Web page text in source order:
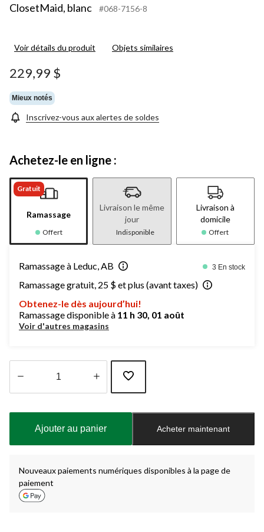
ClosetMaid, blanc
#068-7156-8
Voir détails du produit Objets similaires
229,99 $
Mieux notés
Inscrivez-vous aux alertes de soldes
Achetez-le en ligne :
Gratuit
Ramassage
Offert
Livraison le même
jour
Indisponible
Livraison à
domicile
Offert
Ramassage à Leduc, AB 3 En stock
Ramassage gratuit, 25 $ et plus (avant taxes)
Obtenez-le dès aujourd’hui!
Ramassage disponible à 11 h 30, 01 août
Voir d'autres magasins
à
Ajouter au panier Acheter maintenant
Nouveaux paiements numériques disponibles à la page de
paiement